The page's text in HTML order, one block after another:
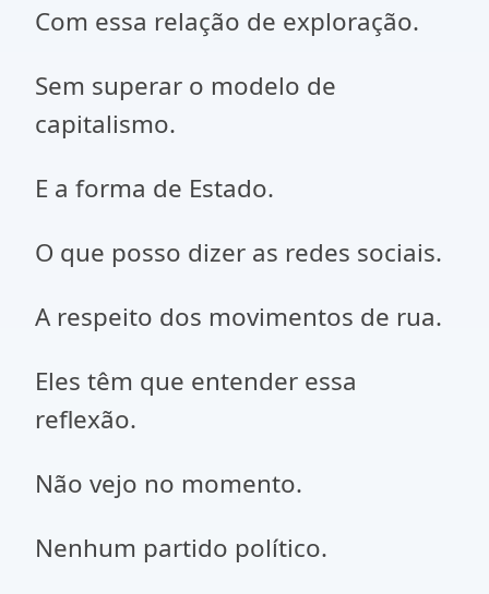
Com essa relação de exploração.
Sem superar o modelo de
capitalismo.
E a forma de Estado.
O que posso dizer as redes sociais.
A respeito dos movimentos de rua.
Eles têm que entender essa
reflexão.
Não vejo no momento.
Nenhum partido político.